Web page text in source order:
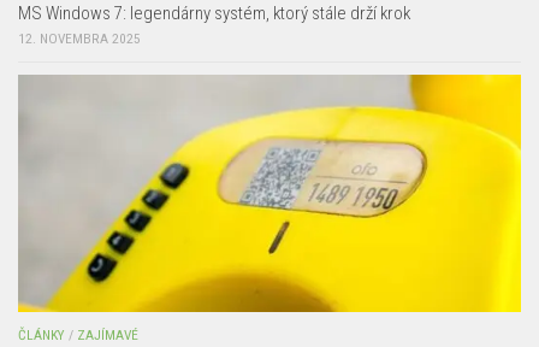
MS Windows 7: legendárny systém, ktorý stále drží krok
12. NOVEMBRA 2025
ČLÁNKY / ZAJÍMAVÉ